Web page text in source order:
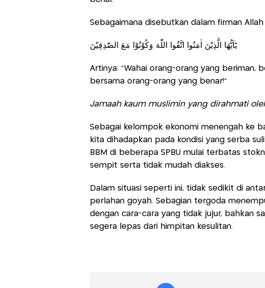
Sebagaimana disebutkan dalam firman Allah
يٰٓاَيُّهَا الَّذِيْنَ اٰمَنُوا اتَّقُوا اللّٰهَ وَكُوْنُوْا مَعَ الصّٰدِقِيْنَ
Artinya: “Wahai orang-orang yang
bersama orang-orang yang benar!”
Jamaah kaum muslimin yang dirahmati
Sebagai kelompok ekonomi menengah ke
kita dihadapkan pada kondisi yang serba
BBM di beberapa SPBU mulai terbatas
sempit serta tidak mudah diakses.
Dalam situasi seperti ini, tidak sedikit di
perlahan goyah. Sebagian tergoda
dengan cara-cara yang tidak jujur, bahkan
segera lepas dari himpitan kesulitan.